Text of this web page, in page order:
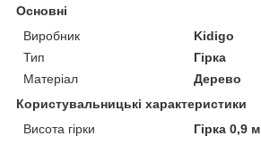
Основні
Виробник
Kidigo
Тип
Гірка
Матеріал
Дерево
Користувальницькі характеристики
Висота гірки
Гірка 0,9 м